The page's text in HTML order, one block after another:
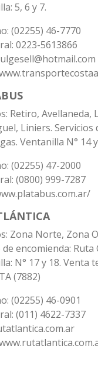
5, 6 y 7.
(02255) 46-7770
0223-5613866
Retiro, Avellaneda,
Liniers. Servicios
Ventanilla N° 14
(02255) 47-2000
(0800) 999-7287
Zona Norte, Zona
de encomienda: Ruta
N° 17 y 18. Venta
(7882)
(02255) 46-0901
(011) 4622-7337